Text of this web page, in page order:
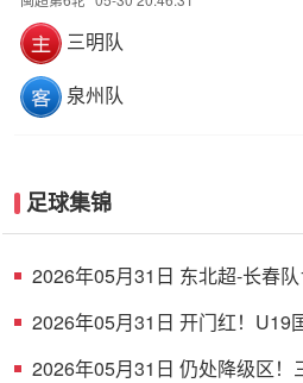
三明队
泉州队
足球集锦
2026年05月31日 东北超-长春
2026年05月31日 开门红！U19
2026年05月31日 仍处降级区！